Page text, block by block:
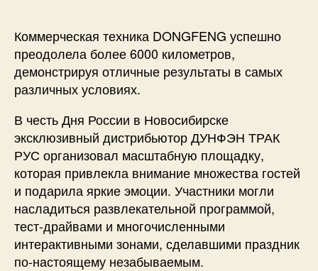
Коммерческая техника DONGFENG успешно
преодолела более 6000 километров,
демонстрируя отличные результаты в самых
различных условиях.
В честь Дня России в Новосибирске
эксклюзивный дистрибьютор ДУНФЭН ТРАК
РУС организовал масштабную площадку,
которая привлекла внимание множества гостей
и подарила яркие эмоции. Участники могли
насладиться развлекательной программой,
тест-драйвами и многочисленными
интерактивными зонами, сделавшими праздник
по-настоящему незабываемым.